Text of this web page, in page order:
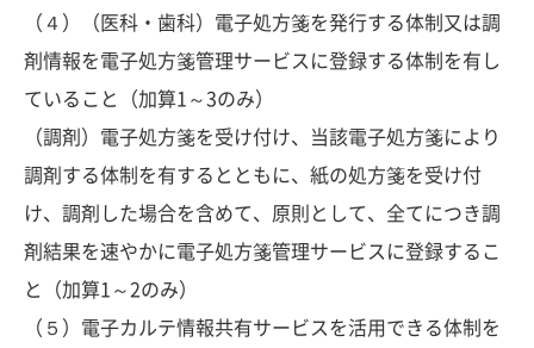
（４）（医科・歯科）電子処方箋を発行する体制又は調
剤情報を電子処方箋管理サービスに登録する体制を有し
ていること（加算1～3のみ）
（調剤）電子処方箋を受け付け、当該電子処方箋により
調剤する体制を有するとともに、紙の処方箋を受け付
け、調剤した場合を含めて、原則として、全てにつき調
剤結果を速やかに電子処方箋管理サービスに登録するこ
と（加算1～2のみ）
（５）電子カルテ情報共有サービスを活用できる体制を